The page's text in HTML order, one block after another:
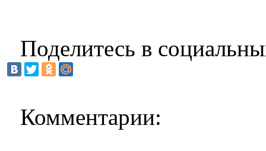
Поделитесь в
Комментарии: